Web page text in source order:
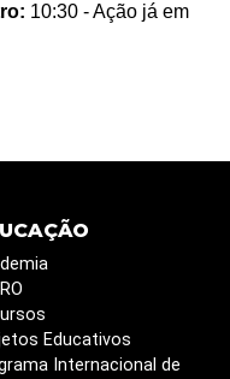
10:30 - Ação já em
Educativos
Internacional de